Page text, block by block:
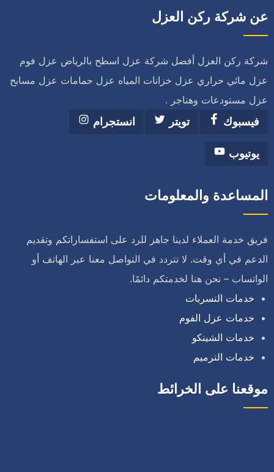
عن شركة ركن العزل
شركة ركن العزل أفضل شركة عزل اسطح بالرياض عزل فوم
عزل مائي حراري عزل خزانات المياه عزل حمامات عزل مسابح
عزل مستودعات وهناجر .
فيسبوك
تويتر انستجرام
يوتيوب
المساعدة والمعلومات
فريق خدمة العملاء لدينا جاهز للرد على استفساراتكم وتقديم
الدعم في أي وقت. لا تتردد في التواصل معنا عبر الهاتف أو
الواتساب – نحن هنا لخدمتكم دائمًا.
خدمات التسربات
خدمات عزل الفوم
خدمات الشينكو
خدمات الترميم
موقعنا على الخرائط